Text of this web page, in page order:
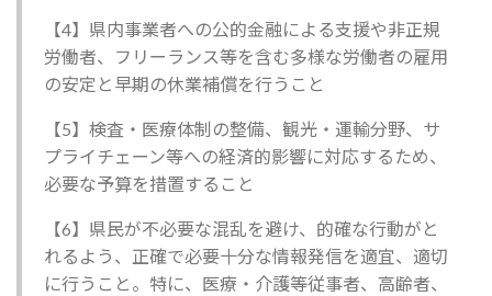
【4】県内事業者への公的金融による支援や非正規
労働者、フリーランス等を含む多様な労働者の雇用
の安定と早期の休業補償を行うこと
【5】検査・医療体制の整備、観光・運輸分野、サ
プライチェーン等への経済的影響に対応するため、
必要な予算を措置すること
【6】県民が不必要な混乱を避け、的確な行動がと
れるよう、正確で必要十分な情報発信を適宜、適切
に行うこと。特に、医療・介護等従事者、高齢者、